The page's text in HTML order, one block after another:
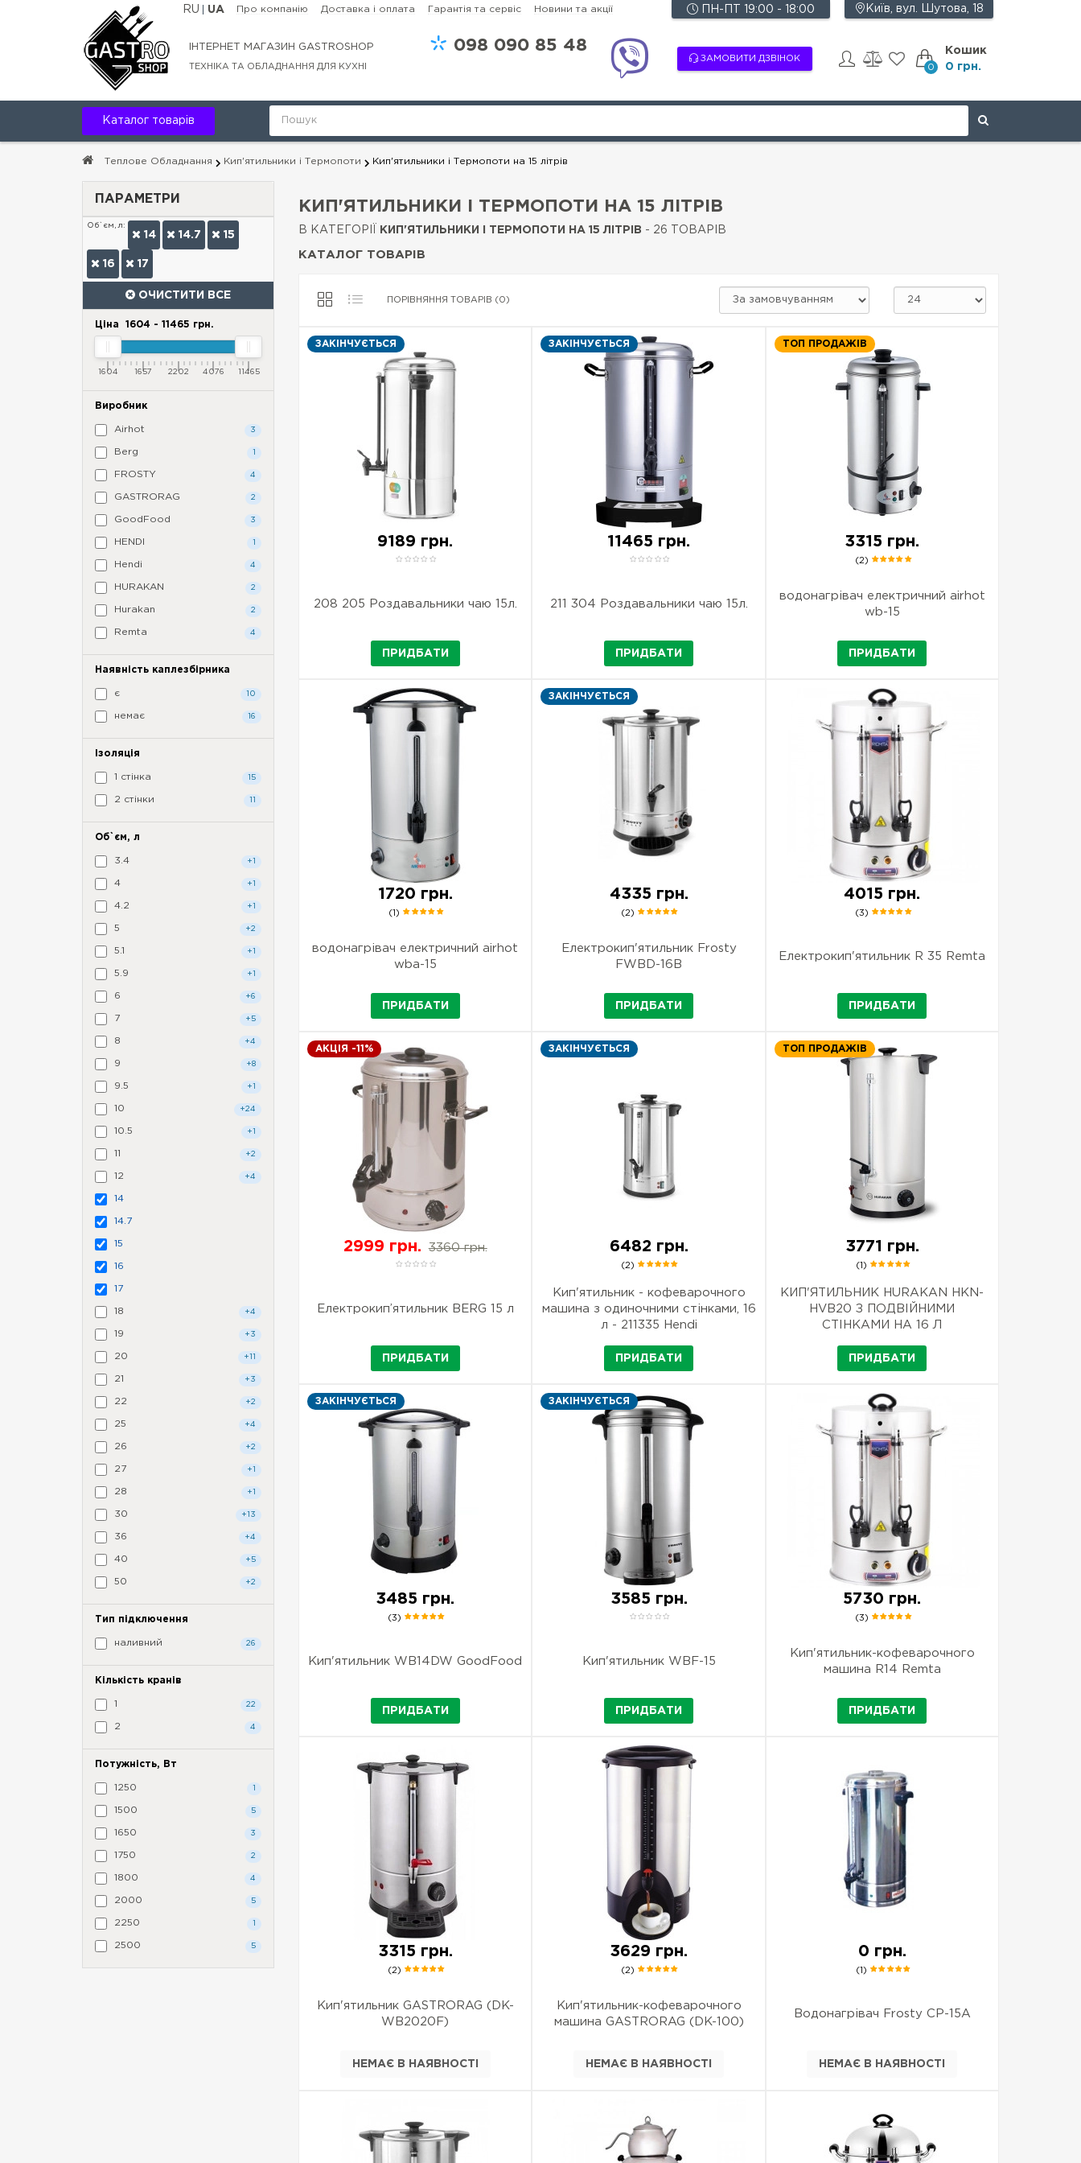
ІНТЕРНЕТ МАГАЗИН GASTROSHOP
ТЕХНІКА ТА ОБЛАДНАННЯ ДЛЯ КУХНІ
Київ, вул. Шутова, 18
RU UA Про компанію Доставка і оплата Гарантія та сервіс Новини та акції
098 090 85 48
ЗАМОВИТИ ДЗВІНОК
ПН-ПТ 19:00 - 18:00
Кошик
0 0 грн.
Каталог товарів
Теплове Обладнання Кип'ятильники і Термопоти Кип'ятильники і Термопоти на 15 літрів
ПАРАМЕТРИ
Об`єм, л:
14 14.7 15
16 17
ОЧИСТИТИ ВСЕ
Ціна 1604 - 11465 грн.
1604 1657 2202 4076 11465
Виробник
Airhot 3
Berg
FROSTY 4
GASTRORAG 2
GoodFood 3
HENDI
Hendi 4
HURAKAN 2
Hurakan 2
Remta 4
Наявність каплезбірника
є 10
немає 16
Ізоляція
1 стінка 15
2 стінки
Об`єм, л
3.4 +1
4 +1
4.2 +1
5 +2
5.1 +1
5.9 +1
6 +6
7 +5
8 +4
9 +8
9.5 +1
10 +24
10.5 +1
11 +2
12 +4
14
14.7
15
16
17
18 +4
19 +3
20 +11
21 +3
22 +2
25 +4
26 +2
27 +1
28 +1
30 +13
36 +4
40 +5
50 +2
Тип підключення
наливний 26
Кількість кранів
1 22
2 4
Потужність, Вт
1250
1500 5
1650 3
1750 2
1800 4
2000 5
2250
2500 5
КИП'ЯТИЛЬНИКИ І ТЕРМОПОТИ НА 15 ЛІТРІВ
В КАТЕГОРІЇ КИП'ЯТИЛЬНИКИ І ТЕРМОПОТИ НА 15 ЛІТРІВ - 26 ТОВАРІВ
КАТАЛОГ ТОВАРІВ
ПОРІВНЯННЯ ТОВАРІВ (0)
ЗАКІНЧУЄТЬСЯ
9189 грн.
208 205 Роздавальники чаю 15л.
ПРИДБАТИ
ЗАКІНЧУЄТЬСЯ
11465 грн.
211 304 Роздавальники чаю 15л.
ПРИДБАТИ
ТОП ПРОДАЖІВ
3315 грн.
(2)
водонагрівач електричний airhot
wb-15
ПРИДБАТИ
1720 грн.
(1)
водонагрівач електричний airhot
wba-15
ПРИДБАТИ
ЗАКІНЧУЄТЬСЯ
4335 грн.
(2)
Електрокип'ятильник Frosty
FWBD-16B
ПРИДБАТИ
4015 грн.
(3)
Електрокип'ятильник R 35 Remta
ПРИДБАТИ
АКЦІЯ -11%
2999 грн. 3360 грн.
Електрокип’ятильник BERG 15 л
ПРИДБАТИ
ЗАКІНЧУЄТЬСЯ
6482 грн.
(2)
Кип'ятильник - кофеварочного
машина з одиночними стінками, 16
л - 211335 Hendi
ПРИДБАТИ
ТОП ПРОДАЖІВ
3771 грн.
(1)
КИП'ЯТИЛЬНИК HURAKAN HKN-
HVB20 З ПОДВІЙНИМИ
СТІНКАМИ НА 16 Л
ПРИДБАТИ
ЗАКІНЧУЄТЬСЯ
3485 грн.
(3)
Кип'ятильник WB14DW GoodFood
ПРИДБАТИ
ЗАКІНЧУЄТЬСЯ
3585 грн.
Кип'ятильник WBF-15
ПРИДБАТИ
5730 грн.
(3)
Кип'ятильник-кофеварочного
машина R14 Remta
ПРИДБАТИ
3315 грн.
(2)
Кип'ятильник GASTRORAG (DK-
WB2020F)
НЕМАЄ В НАЯВНОСТІ
3629 грн.
(2)
Кип'ятильник-кофеварочного
машина GASTRORAG (DK-100)
НЕМАЄ В НАЯВНОСТІ
0 грн.
(1)
Водонагрівач Frosty CP-15A
НЕМАЄ В НАЯВНОСТІ